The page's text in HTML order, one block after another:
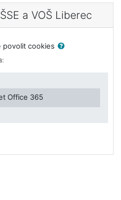
a VOŠ Liberec
povolit cookies
Office 365